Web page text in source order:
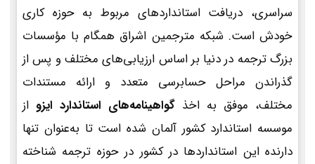
سراسری، دریافت استانداردهای مربوط به حوزه کاری
خودش است. شبکه مترجمین اشراق همگام با مؤسسات
بزرگ ترجمه در دنیا بر اساس ارزیابی‌های مختلف و پس از
گذراندن مراحل حسابرسی متعدد و ارائه مستندات
مختلف، موفق به اخذ گواهینامه‌های استاندارد ایزو از
موسسه استاندارد کشور آلمان شده است تا به‌عنوان تنها
دارنده این استانداردها در کشور در حوزه ترجمه شناخته